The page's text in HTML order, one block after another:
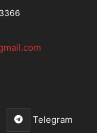
Telegram